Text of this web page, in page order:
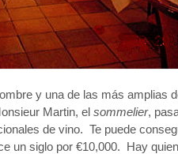
y una de las más amplias
Martin, el sommelier,
de vino. Te puede
un siglo por €10,000. Hay